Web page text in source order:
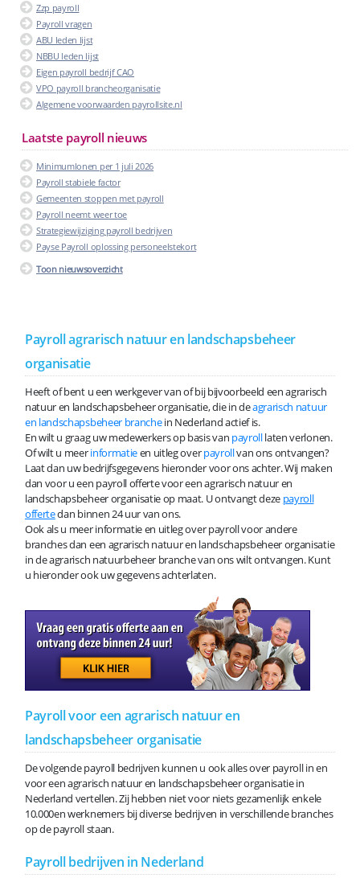
Zzp payroll
Payroll vragen
ABU leden lijst
NBBU leden lijst
Eigen payroll bedrijf CAO
VPO payroll brancheorganisatie
Algemene voorwaarden payrollsite.nl
Laatste payroll nieuws
Minimumlonen per 1 juli 2026
Payroll stabiele factor
Gemeenten stoppen met payroll
Payroll neemt weer toe
Strategiewijziging payroll bedrijven
Payse Payroll oplossing personeelstekort
Toon nieuwsoverzicht
Payroll agrarisch natuur en landschapsbeheer
organisatie
Heeft of bent u een werkgever van of bij bijvoorbeeld een agrarisch
natuur en landschapsbeheer organisatie, die in deagrarisch natuur
en landschapsbeheer branchein Nederland actief is.
En wilt u graag uw medewerkers op basis van payrolllaten verlonen.
Of wilt u meerinformatieen uitleg overpayrollvan ons ontvangen?
Laat dan uw bedrijfsgegevens hieronder voor ons achter. Wij maken
dan voor u een payroll offerte voor een agrarisch natuur en
landschapsbeheer organisatie op maat. U ontvangt deze payroll
offertedan binnen 24 uur van ons.
Ook als u meer informatie en uitleg over payroll voor andere
branches dan een agrarisch natuur en landschapsbeheer organisatie
in de agrarisch natuurbeheer branche van ons wilt ontvangen. Kunt
u hieronder ook uw gegevens achterlaten.
Payroll voor een agrarisch natuur en
landschapsbeheer organisatie
De volgende payroll bedrijven kunnen u ook alles over payroll in en
voor een agrarisch natuur en landschapsbeheer organisatie in
Nederland vertellen. Zij hebben niet voor niets gezamenlijk enkele
10.000en werknemers bij diverse bedrijven in verschillende branches
op de payroll staan.
Payroll bedrijven in Nederland